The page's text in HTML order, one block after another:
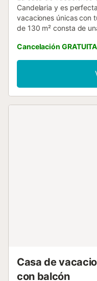
Candelaria y es
vacaciones únicas con
de 130 m² consta de
tanto puede acomodar
adicionales incluyen
videollamadas) con un
la oficina en casa, una
una lavadora. También
Cancelación GRATUITA
Casa de
con balcón